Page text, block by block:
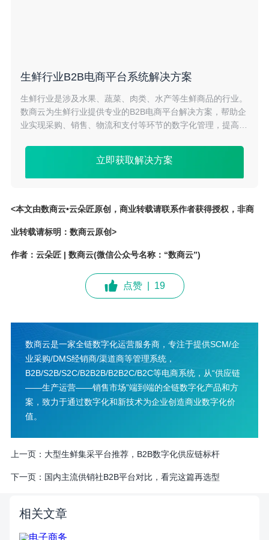
生鲜行业B2B电商平台系统解决方案
生鲜行业是涉及水果、蔬菜、肉类、水产等生鲜商品的行业。
数商云为生鲜行业提供专业的B2B电商平台解决方案，帮助企
业实现采购、销售、物流和支付等环节的数字化管理，提高业
渠道，提高品牌影响力，实现业务持续增长。
立即获取解决方案
<本文由数商云•云朵匠原创，商业转载请联系作者获得授权，非商
业转载请标明：数商云原创>
作者：云朵匠 | 数商云(微信公众号名称：“数商云”)
点赞 19
数商云是一家全链数字化运营服务商，专注于提供SCM/企
业采购/DMS经销商/渠道商等管理系统，
B2B/S2B/S2C/B2B2B/B2B2C/B2C等电商系统，从“供应链
——生产运营——销售市场”端到端的全链数字化产品和方
案，致力于通过数字化和新技术为企业创造商业数字化价
值。
上一页： 大型生鲜集采平台推荐，B2B数字化供应链标杆
下一页： 国内主流供销社B2B平台对比，看完这篇再选型
相关文章